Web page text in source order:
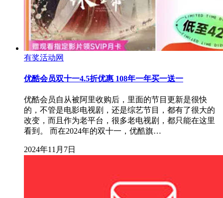
有奖活动网
优酷会员双十一4.5折优惠 108年一年买一送一
优酷会员自从被阿里收购后，里面的节目更新是很快
的，不管是电影电视剧，还是综艺节目，都有了很大的
改变，而且作为老平台，很多老电视剧，都只能在这里
看到。 而在2024年的双十一，优酷旗…
2024年11月7日